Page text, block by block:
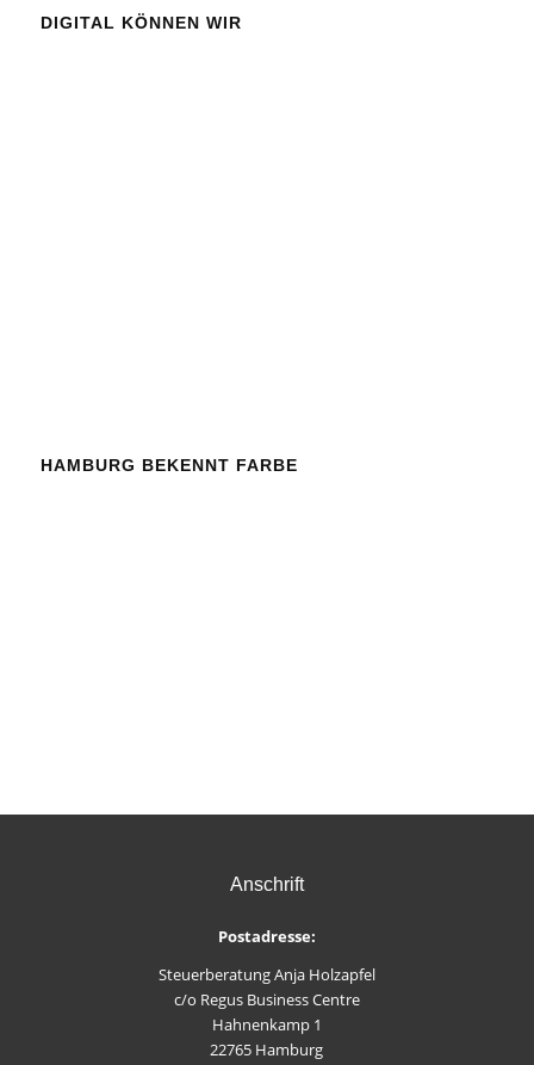
DIGITAL KÖNNEN WIR
HAMBURG BEKENNT FARBE
Anschrift
Postadresse:
Steuerberatung Anja Holzapfel
c/o Regus Business Centre
Hahnenkamp 1
22765 Hamburg